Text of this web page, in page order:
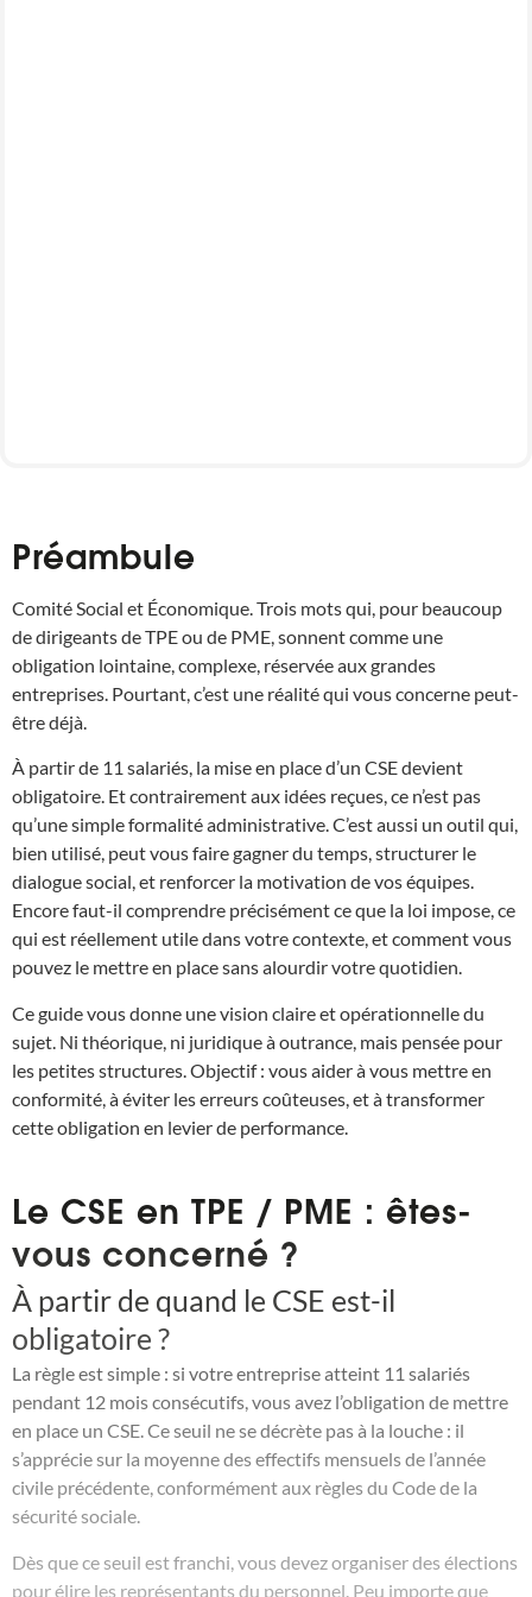
Préambule
Comité Social et Économique. Trois mots qui, pour beaucoup
de dirigeants de TPE ou de PME, sonnent comme une
obligation lointaine, complexe, réservée aux grandes
entreprises. Pourtant, c’est une réalité qui vous concerne peut-
être déjà.
À partir de 11 salariés, la mise en place d’un CSE devient
obligatoire. Et contrairement aux idées reçues, ce n’est pas
qu’une simple formalité administrative. C’est aussi un outil qui,
bien utilisé, peut vous faire gagner du temps, structurer le
dialogue social, et renforcer la motivation de vos équipes.
Encore faut-il comprendre précisément ce que la loi impose, ce
qui est réellement utile dans votre contexte, et comment vous
pouvez le mettre en place sans alourdir votre quotidien.
Ce guide vous donne une vision claire et opérationnelle du
sujet. Ni théorique, ni juridique à outrance, mais pensée pour
les petites structures. Objectif : vous aider à vous mettre en
conformité, à éviter les erreurs coûteuses, et à transformer
cette obligation en levier de performance.
Le CSE en TPE / PME : êtes-
vous concerné ?
À partir de quand le CSE est-il
obligatoire ?
La règle est simple : si votre entreprise atteint 11 salariés
pendant 12 mois consécutifs, vous avez l’obligation de mettre
en place un CSE. Ce seuil ne se décrète pas à la louche : il
s’apprécie sur la moyenne des effectifs mensuels de l’année
civile précédente, conformément aux règles du Code de la
sécurité sociale.
Dès que ce seuil est franchi, vous devez organiser des élections
pour élire les représentants du personnel. Peu importe que